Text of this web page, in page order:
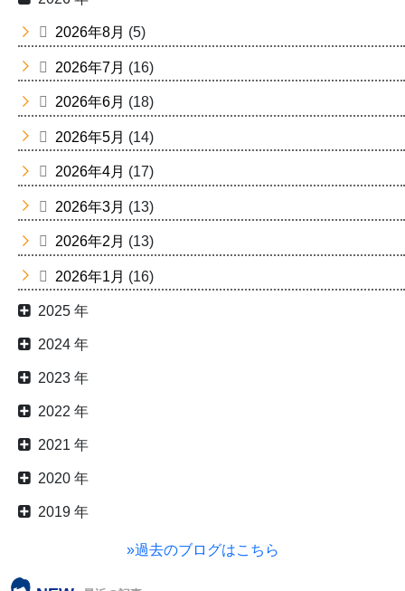
2026年8月 (5)
2026年7月 (16)
2026年6月 (18)
2026年5月 (14)
2026年4月 (17)
2026年3月 (13)
2026年2月 (13)
2026年1月 (16)
2025 年
2024 年
2023 年
2022 年
2021 年
2020 年
2019 年
»過去のブログはこちら